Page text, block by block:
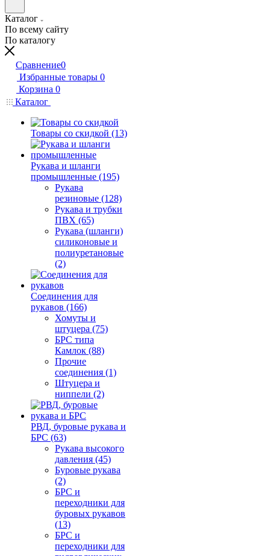
Каталог
По всему сайту
По каталогу
Сравнение0
Избранные товары 0
Корзина 0
Каталог
Товары со скидкой (13)
Рукава и шланги
промышленные (195)
Рукава
резиновые (128)
Рукава и трубки
ПВХ (65)
Рукава (шланги)
силиконовые и
полиуретановые
(2)
Соединения для
рукавов (166)
Хомуты и
штуцера (75)
БРС типа
Камлок (88)
Прочие
соединения (1)
Штуцера и
ниппели (2)
РВД, буровые рукава и
БРС (63)
Рукава высокого
давления (45)
Буровые рукава
(2)
БРС и
переходники для
буровых рукавов
(13)
БРС и
переходники для